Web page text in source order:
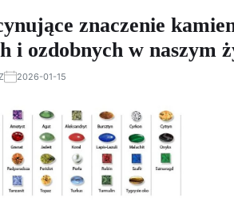
znaczenie
i ozdobnych w naszym
2026-01-15